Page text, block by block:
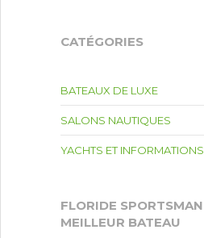
CATÉGORIES
BATEAUX DE LUXE
SALONS NAUTIQUES
YACHTS ET INFORMATIONS
FLORIDE SPORTSMAN
MEILLEUR BATEAU